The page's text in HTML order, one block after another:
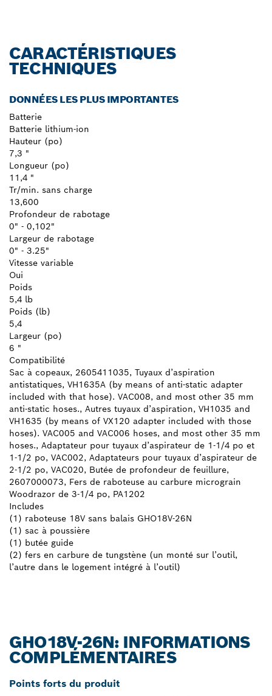
CARACTÉRISTIQUES
TECHNIQUES
DONNÉES LES PLUS IMPORTANTES
Batterie
Batterie lithium-ion
Hauteur (po)
7,3 "
Longueur (po)
11,4 "
Tr/min. sans charge
13,600
Profondeur de rabotage
0" - 0,102"
Largeur de rabotage
0" - 3.25"
Vitesse variable
Oui
Poids
5,4 lb
Poids (lb)
5,4
Largeur (po)
6 "
Compatibilité
Sac à copeaux, 2605411035, Tuyaux d’aspiration
antistatiques, VH1635A (by means of anti-static adapter
included with that hose). VAC008, and most other 35 mm
anti-static hoses., Autres tuyaux d’aspiration, VH1035 and
VH1635 (by means of VX120 adapter included with those
hoses). VAC005 and VAC006 hoses, and most other 35 mm
hoses., Adaptateur pour tuyaux d’aspirateur de 1-1/4 po et
1-1/2 po, VAC002, Adaptateurs pour tuyaux d’aspirateur de
2-1/2 po, VAC020, Butée de profondeur de feuillure,
2607000073, Fers de raboteuse au carbure micrograin
Woodrazor de 3-1/4 po, PA1202
Includes
(1) raboteuse 18V sans balais GHO18V-26N
(1) sac à poussière
(1) butée guide
(2) fers en carbure de tungstène (un monté sur l’outil,
l’autre dans le logement intégré à l’outil)
GHO18V-26N: INFORMATIONS
COMPLÉMENTAIRES
Points forts du produit